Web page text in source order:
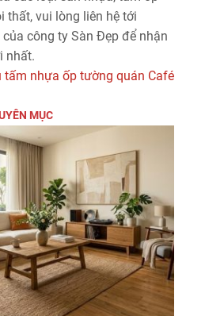
thất, vui lòng liên hệ tới
công ty Sàn Đẹp để nhận
nhất.
tấm nhựa ốp tường quán Café
MỤC